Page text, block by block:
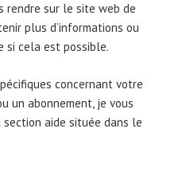
rendre sur le site web de
plus d’informations ou
si cela est possible.
concernant votre
un abonnement, je vous
aide située dans le